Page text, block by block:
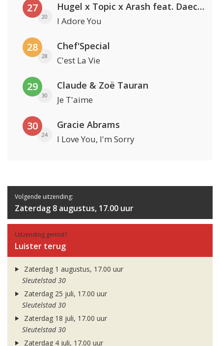
27
20
Hugel x Topic x Arash feat. Daecolm
I Adore You
28
28
Chef'Special
C'est La Vie
29
30
Claude & Zoë Tauran
Je T'aime
30
24
Gracie Abrams
I Love You, I'm Sorry
Volgende uitzending:
Zaterdag 8 augustus, 17.00 uur
Uitzending gemist?
Luister terug
Zaterdag 1 augustus, 17.00 uur
Sleutelstad 30
Zaterdag 25 juli, 17.00 uur
Sleutelstad 30
Zaterdag 18 juli, 17.00 uur
Sleutelstad 30
Zaterdag 4 juli, 17.00 uur